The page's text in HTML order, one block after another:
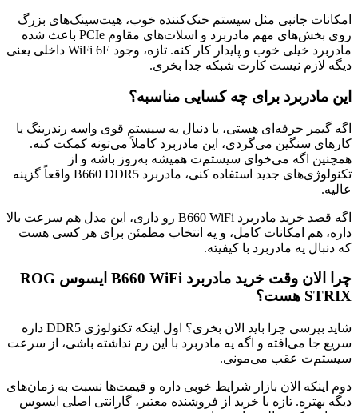
امکانات جانبی مثل سیستم خنک‌کننده خوب، هیت‌سینک‌های بزرگ
روی بخش‌های مهم مادربرد و اسلات‌های مقاوم PCIe باعث شده
مادربرد خیلی خوب و پایدار کار کنه. تازه، وجود WiFi 6E داخلی یعنی
دیگه لازم نیست کارت شبکه جدا بخری.
این مادربرد برای چه کسایی مناسبه؟
اگه گیمر حرفه‌ای هستی، یا دنبال یه سیستم قوی واسه رندرینگ یا
کارهای سنگین می‌گردی، این مادربرد کاملاً می‌تونه کمکت کنه.
همچنین اگه می‌خوای سیستم‌ت همیشه به‌روز باشه و از
تکنولوژی‌های جدید استفاده کنی، مادربرد B660 DDR5 واقعاً گزینه
عالیه.
اگه قصد خرید مادربرد B660 WiFi رو داری، این مدل هم سرعت بالا
داره، هم امکانات کامل، و یه انتخاب مطمئن برای هر کسی هست
که دنبال یه مادربرد با کیفیته.
چرا الان وقت خرید مادربرد B660 WiFi ایسوس ROG
STRIX هست؟
شاید بپرسی چرا باید الان بخری؟ اول اینکه تکنولوژی DDR5 داره
سریع جا می‌افته و اگه یه مادربرد با این رم نداشته باشی، از سرعت
سیستم‌ت عقب می‌مونی.
دوم اینکه الان بازار شرایط خوبی داره و قیمت‌ها نسبت به زمان‌های
دیگه بهتره. تازه با خرید از فروشنده معتبر، گارانتی اصلی ایسوس